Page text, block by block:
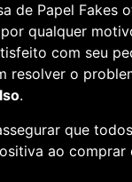
de Papel Fakes
por qualquer
com seu
resolver o
.
que
ao comprar